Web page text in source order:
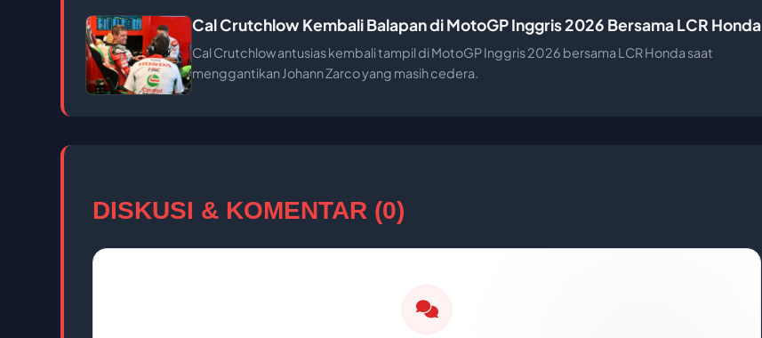
Cal Crutchlow Kembali Balapan di MotoGP Inggris 2026 Bersama LCR Honda
Cal Crutchlow antusias kembali tampil di MotoGP Inggris 2026 bersama LCR Honda saat
menggantikan Johann Zarco yang masih cedera.
DISKUSI & KOMENTAR (0)